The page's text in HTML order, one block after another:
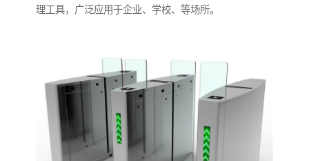
理工具，广泛应用于企业、学校、等场所。